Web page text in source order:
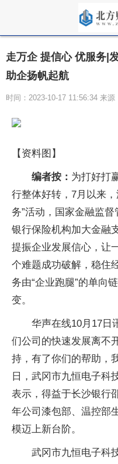
走万企 提信心 优服务|
助企扬帆起航
时间：2023-10-17 11:56:34 来源
【资料图】
编者按： 为打好打
行整体好转，7月以来
务”活动，国家金融监
银行保险机构加大金融
提振企业发展信心，让
个难题成功破解，稳住
务由“企业跑腿”的单向
变。
华声在线10月17日
们公司的快速发展离不
持，有了你们的帮助，
日，武冈市九恒电子科
表示，得益于长沙银行
年公司漆包部、温控部
模迈上新台阶。
武冈市九恒电子科